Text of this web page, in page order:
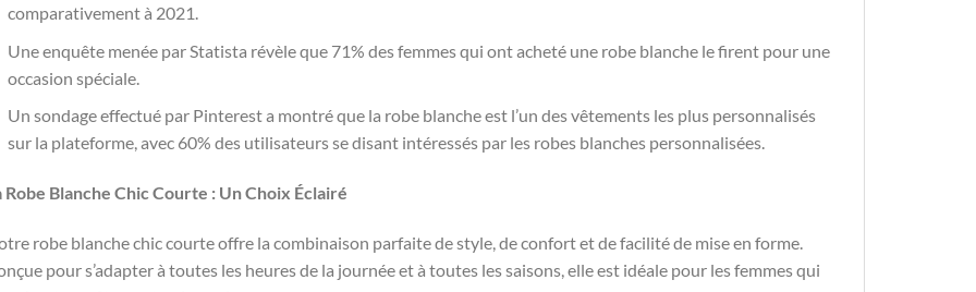
comparativement à 2021.
Une enquête menée par Statista révèle que 71% des femmes qui ont acheté une robe blanche le firent pour une
occasion spéciale.
Un sondage effectué par Pinterest a montré que la robe blanche est l’un des vêtements les plus personnalisés
sur la plateforme, avec 60% des utilisateurs se disant intéressés par les robes blanches personnalisées.
Robe Blanche Chic Courte : Un Choix Éclairé
robe blanche chic courte offre la combinaison parfaite de style, de confort et de facilité de mise en forme.
pour s’adapter à toutes les heures de la journée et à toutes les saisons, elle est idéale pour les femmes qui